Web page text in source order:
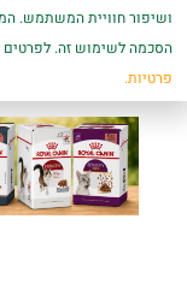
ושיפור חוויית המשתמש.
הסכמה לשימוש זה. לפרטים
פרטיות.